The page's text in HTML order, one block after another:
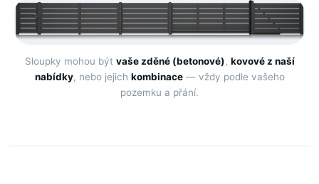
Sloupky mohou být vaše zděné (betonové), kovové z naší
nabídky, nebo jejich kombinace— vždy podle vašeho
pozemku a přání.